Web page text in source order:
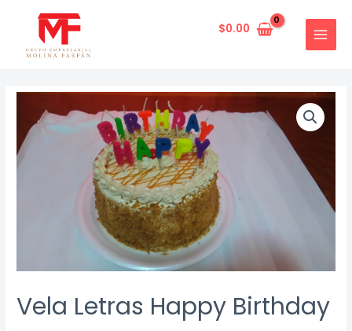
contenido
$0.00
MAIN
Vela Letras Happy Birthday